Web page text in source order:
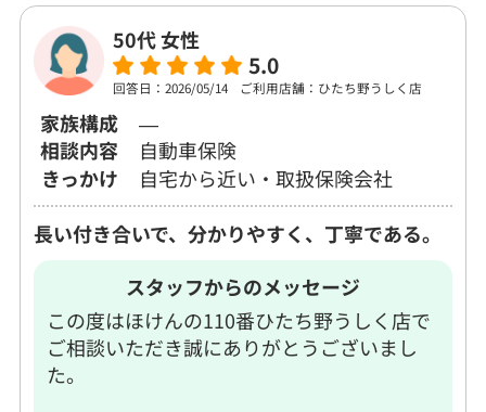
50代 女性
5.0
回答日：2026/05/14 ご利用店舗：ひたち野うしく店
家族構成
―
相談内容
自動車保険
きっかけ
自宅から近い・取扱保険会社
長い付き合いで、分かりやすく、丁寧である。
スタッフからのメッセージ
この度はほけんの110番ひたち野うしく店で
ご相談いただき誠にありがとうございまし
た。